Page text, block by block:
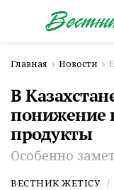
Главная Новости
В
понижение
продукты
Особенно
ВЕСТНИК ЖЕТІСУ